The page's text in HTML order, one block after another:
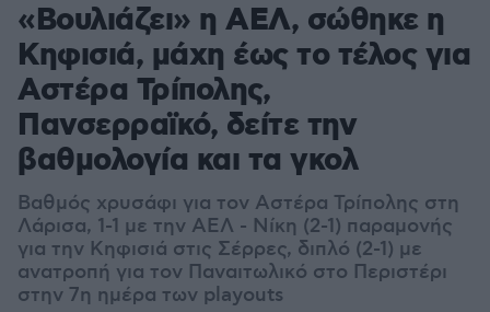
«Βουλιάζει» η ΑΕΛ, σώθηκε η
Κηφισιά, μάχη έως το τέλος για
Αστέρα Τρίπολης,
Πανσερραϊκό, δείτε την
βαθμολογία και τα γκολ
Βαθμός χρυσάφι για τον Αστέρα Τρίπολης στη
Λάρισα, 1-1 με την ΑΕΛ - Νίκη (2-1) παραμονής
για την Κηφισιά στις Σέρρες, διπλό (2-1) με
ανατροπή για τον Παναιτωλικό στο Περιστέρι
στην 7η ημέρα των playouts